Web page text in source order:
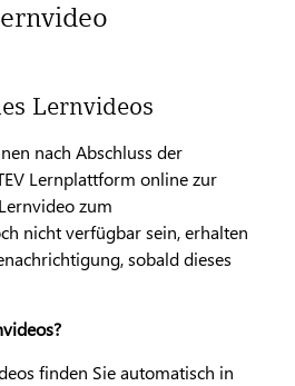
Lernvideos
nach Abschluss der
Lernplattform online zur
zum
nicht verfügbar sein, erhalten
sobald dieses
finden Sie automatisch in